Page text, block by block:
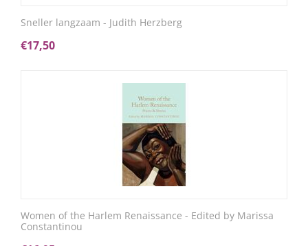
Sneller langzaam - Judith Herzberg
€17,50
Women of the Harlem Renaissance - Edited by Marissa
Constantinou